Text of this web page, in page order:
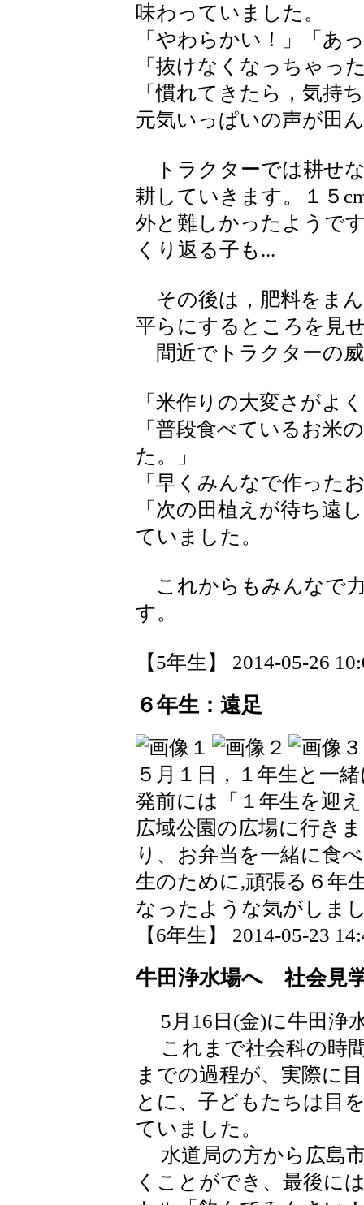
味わっていました。
「やわらかい！」「あ
「抜けなくなっちゃっ
「慣れてきたら，気持
元気いっぱいの声が田
トラクターでは耕せ
耕していきます。１５
外と難しかったようで
くり返る子も...
その後は，肥料をま
平らにするところを見
間近でトラクターの
「米作りの大変さがよ
「普段食べているお米
た。」
「早くみんなで作った
「次の田植えが待ち遠
ていました。
これからもみんなで
す。
【5年生】 2014-05-26
６年生：遠足
５月１日，１年生と一
発前には「１年生を迎
広域公園の広場に行き
り、お弁当を一緒に食
生のために,頑張る６年
なったような気がしま
【6年生】 2014-05-23
牛田浄水場へ 社会見
5月16日(金)に牛田浄
これまで社会科の時
までの過程が、実際に
とに、子どもたちは目
ていました。
水道局の方から広島
くことができ、最後に